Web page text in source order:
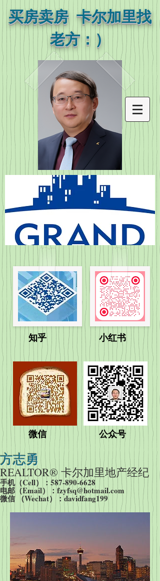
买房卖房 卡尔加里找
老方：）
​知乎​ 小红书
方志勇
REALTOR® 卡尔加里地产经纪
手机（Cell）：587-890-6628
​电邮（Email）： fzyfsq@hotmail.com
​微信 （Wechat）：davidfang199
微信 公众号